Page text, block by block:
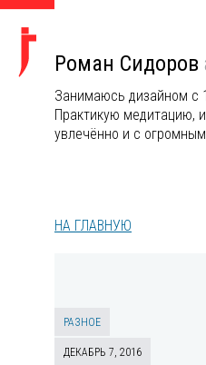
Роман Сидоров
Занимаюсь дизайном с
Практикую медитацию,
увлечённо и с
НА ГЛАВНУЮ
РАЗНОЕ
ДЕКАБРЬ 7, 2016